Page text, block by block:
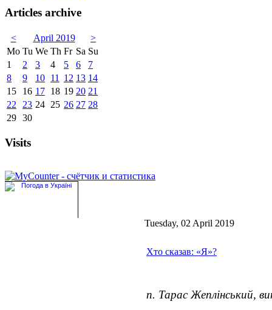
Articles archive
< April 2019
>
Mo Tu We Th Fr Sa Su
1
2 3 4 5 6
7
8
9 10 11 12 13 14
15
16 17 18 19 20 21
22
23 24 25 26 27 28
29 30
Visits
Tuesday, 02 April 2019
Хто сказав: «Я»?
п. Тарас Жеплінський,